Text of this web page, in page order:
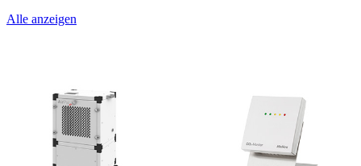
Alle anzeigen